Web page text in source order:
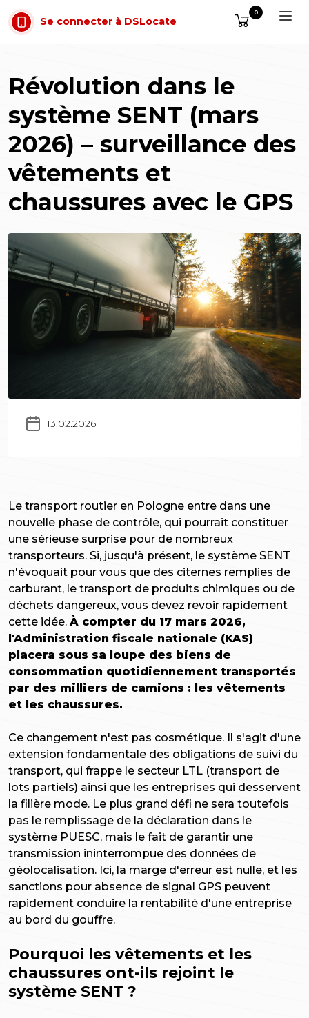
Aller au contenu
Se connecter à DSLocate
0
Révolution dans le
système SENT (mars
2026) – surveillance des
vêtements et
chaussures avec le GPS
13.02.2026
Le transport routier en Pologne entre dans une
nouvelle phase de contrôle, qui pourrait constituer
une sérieuse surprise pour de nombreux
transporteurs. Si, jusqu'à présent, le système SENT
n'évoquait pour vous que des citernes remplies de
carburant, le transport de produits chimiques ou de
déchets dangereux, vous devez revoir rapidement
cette idée. À compter du 17 mars 2026,
l'Administration fiscale nationale (KAS)
placera sous sa loupe des biens de
consommation quotidiennement transportés
par des milliers de camions : les vêtements
et les chaussures.
Ce changement n'est pas cosmétique. Il s'agit d'une
extension fondamentale des obligations de suivi du
transport, qui frappe le secteur LTL (transport de
lots partiels) ainsi que les entreprises qui desservent
la filière mode. Le plus grand défi ne sera toutefois
pas le remplissage de la déclaration dans le
système PUESC, mais le fait de garantir une
transmission ininterrompue des données de
géolocalisation. Ici, la marge d'erreur est nulle, et les
sanctions pour absence de signal GPS peuvent
rapidement conduire la rentabilité d'une entreprise
au bord du gouffre.
Pourquoi les vêtements et les
chaussures ont-ils rejoint le
système SENT ?